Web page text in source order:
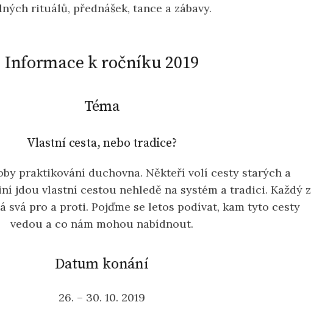
rituálů, přednášek, tance a zábavy.
Informace k ročníku 2019
Téma
Vlastní cesta, nebo tradice?
praktikování duchovna. Někteří volí cesty starých a
jdou vlastní cestou nehledě na systém a tradici. Každý z
svá pro a proti. Pojďme se letos podívat, kam tyto cesty
vedou a co nám mohou nabídnout.
Datum konání
26. – 30. 10. 2019